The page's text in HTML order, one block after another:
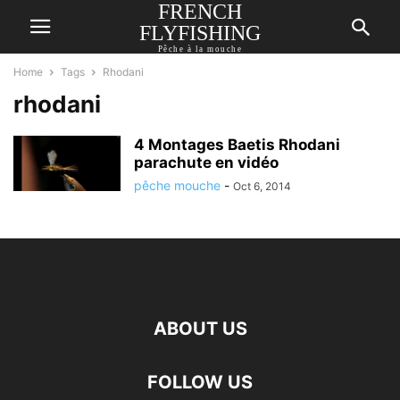
FRENCH
FLYFISHING
Pêche à la mouche
Home Tags Rhodani
rhodani
4 Montages Baetis Rhodani
parachute en vidéo
pêche mouche - Oct 6, 2014
ABOUT US
FOLLOW US